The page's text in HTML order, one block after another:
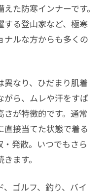
た防寒インナーです。
る登山家など、極寒
ナルな方からも多くの
なり、ひだまり肌着
がら、ムレや汗をすば
が特徴的です。通常
直接当てた状態で着る
・発散。いつでもさら
ます。
ゴルフ、釣り、バイ